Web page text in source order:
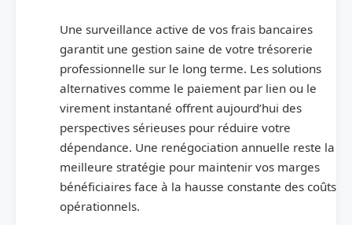
Une surveillance active de vos frais bancaires
garantit une gestion saine de votre trésorerie
professionnelle sur le long terme. Les solutions
alternatives comme le paiement par lien ou le
virement instantané offrent aujourd’hui des
perspectives sérieuses pour réduire votre
dépendance. Une renégociation annuelle reste la
meilleure stratégie pour maintenir vos marges
bénéficiaires face à la hausse constante des coûts
opérationnels.